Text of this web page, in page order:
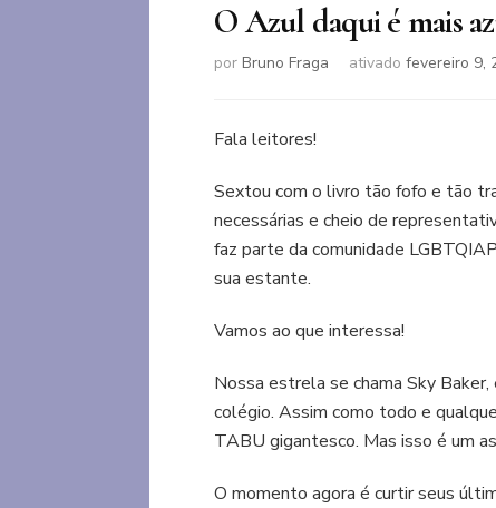
O Azul daqui é mais
por Bruno Fraga ativado fevereiro 9,
Fala leitores!
Sextou com o livro tão fofo e tão
necessárias e cheio de
faz parte da comunidade
sua estante.
Vamos ao que interessa!
Nossa estrela se chama Sky
colégio. Assim como todo e
TABU gigantesco. Mas isso é um
O momento agora é curtir seus